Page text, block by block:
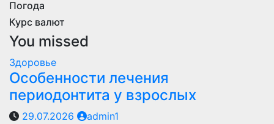
Погода
Курс валют
You missed
Здоровье
Особенности лечения
периодонтита у взрослых
29.07.2026
admin1